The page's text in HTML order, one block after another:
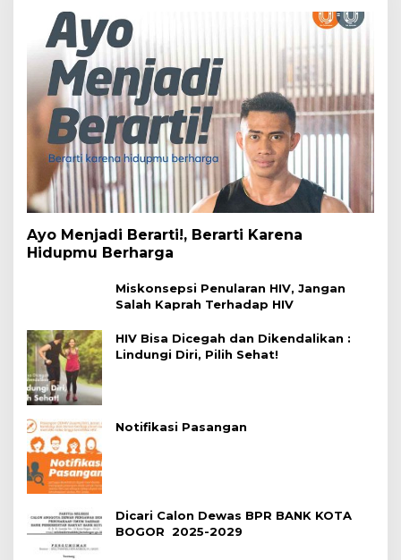
Ayo Menjadi Berarti!, Berarti Karena
Hidupmu Berharga
Miskonsepsi Penularan HIV, Jangan
Salah Kaprah Terhadap HIV
HIV Bisa Dicegah dan Dikendalikan :
Lindungi Diri, Pilih Sehat!
Notifikasi Pasangan
Dicari Calon Dewas BPR BANK KOTA
BOGOR 2025-2029